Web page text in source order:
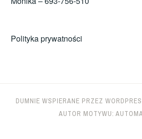
Polityka prywatności
DUMNIE WSPIERANE PRZEZ
AUTOR MOTYWU: